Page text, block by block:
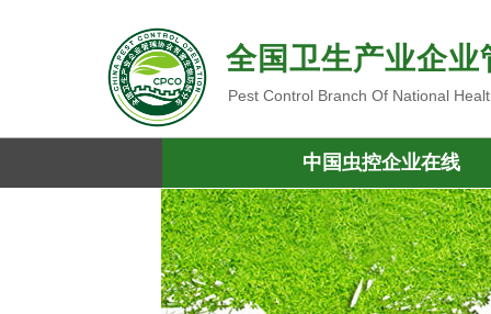
全国卫生产业企
Pest Control Branch Of National
中国虫控企业在线